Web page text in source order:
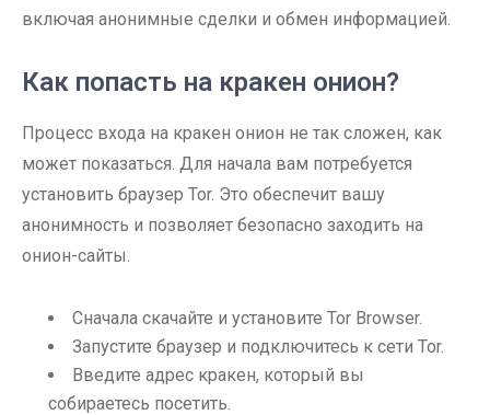
включая анонимные сделки и обмен информацией.
Как попасть на кракен онион?
Процесс входа на кракен онион не так сложен, как
может показаться. Для начала вам потребуется
установить браузер Tor. Это обеспечит вашу
анонимность и позволяет безопасно заходить на
онион-сайты.
Сначала скачайте и установите Tor Browser.
Запустите браузер и подключитесь к сети Tor.
Введите адрес кракен, который вы
собираетесь посетить.